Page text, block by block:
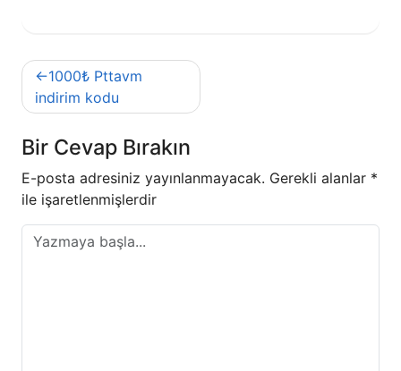
Yazı
gezinmesi
1000₺ Pttavm
indirim kodu
Bir Cevap Bırakın
E-posta adresiniz yayınlanmayacak. Gerekli alanlar *
ile işaretlenmişlerdir